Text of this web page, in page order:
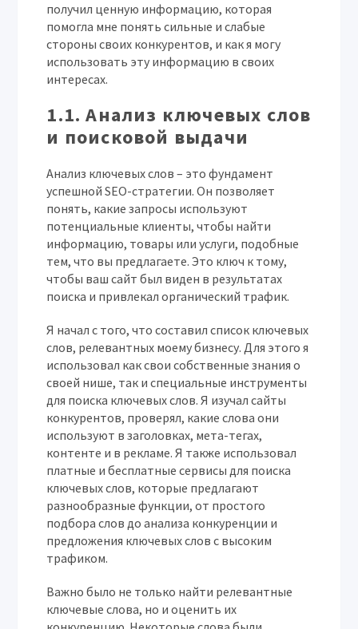
получил ценную информацию, которая
помогла мне понять сильные и слабые
стороны своих конкурентов, и как я могу
использовать эту информацию в своих
интересах.
1.1. Анализ ключевых слов
и поисковой выдачи
Анализ ключевых слов – это фундамент
успешной SEO-стратегии. Он позволяет
понять, какие запросы используют
потенциальные клиенты, чтобы найти
информацию, товары или услуги, подобные
тем, что вы предлагаете. Это ключ к тому,
чтобы ваш сайт был виден в результатах
поиска и привлекал органический трафик.
Я начал с того, что составил список ключевых
слов, релевантных моему бизнесу. Для этого я
использовал как свои собственные знания о
своей нише, так и специальные инструменты
для поиска ключевых слов. Я изучал сайты
конкурентов, проверял, какие слова они
используют в заголовках, мета-тегах,
контенте и в рекламе. Я также использовал
платные и бесплатные сервисы для поиска
ключевых слов, которые предлагают
разнообразные функции, от простого
подбора слов до анализа конкуренции и
предложения ключевых слов с высоким
трафиком.
Важно было не только найти релевантные
ключевые слова, но и оценить их